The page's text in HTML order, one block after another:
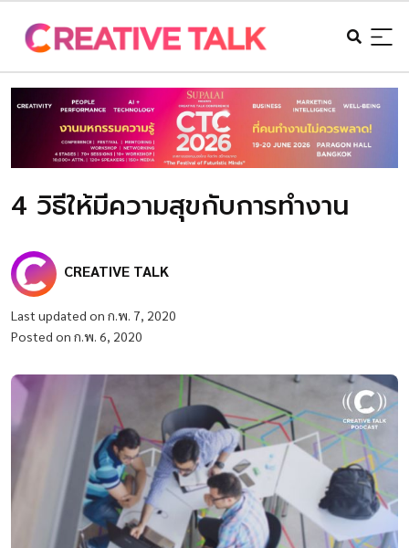
4 วิธีให้มีความสุขกับการทำงาน
CREATIVE TALK
Last updated on ก.พ. 7, 2020
Posted on ก.พ. 6, 2020